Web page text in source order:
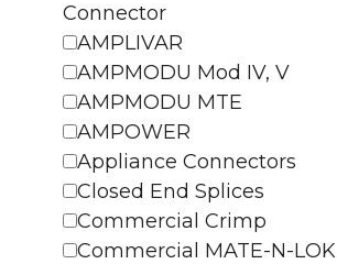
Connector
AMPLIVAR
AMPMODU Mod IV, V
AMPMODU MTE
AMPOWER
Appliance Connectors
Closed End Splices
Commercial Crimp
Commercial MATE-N-LOK